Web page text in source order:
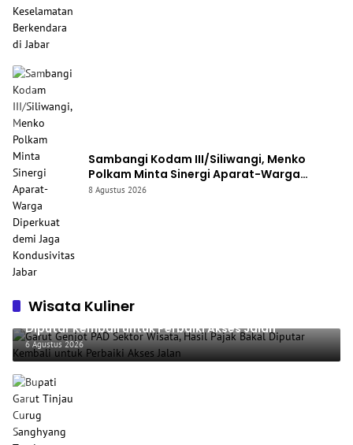
Sambangi Kodam III/Siliwangi, Menko
Polkam Minta Sinergi Aparat-Warga
Diperkuat demi Jaga Kondusivitas Jabar
8 Agustus 2026
Wisata Kuliner
Garut Genjot PAD Sektor Wisata, Hasil Pajak Bakal
Diputar Kembali untuk Perbaiki Akses Jalan
6 Agustus 2026